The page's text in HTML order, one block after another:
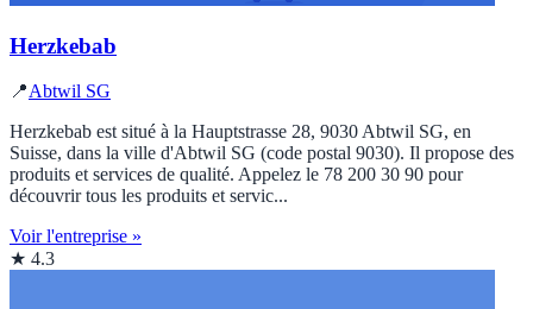
Herzkebab
📍Abtwil SG
Herzkebab est situé à la Hauptstrasse 28, 9030 Abtwil SG, en
Suisse, dans la ville d'Abtwil SG (code postal 9030). Il propose des
produits et services de qualité. Appelez le 78 200 30 90 pour
découvrir tous les produits et servic...
Voir l'entreprise »
★ 4.3